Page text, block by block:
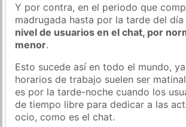
Y por contra, en el periodo que
madrugada hasta por la tarde del
nivel de usuarios en el chat, por
menor.
Esto sucede así en todo el mundo,
horarios de trabajo suelen ser
es por la tarde-noche cuando los
de tiempo libre para dedicar a las
ocio, como es el chat.